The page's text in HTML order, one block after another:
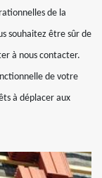
de la
souhaitez être sûr de
à nous contacter.
de votre
à déplacer aux